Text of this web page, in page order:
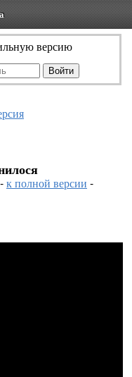
версию
-к полной версии -